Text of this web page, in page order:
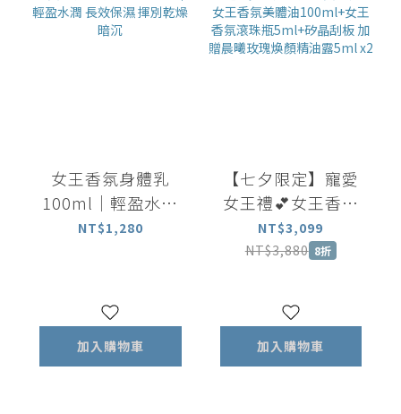
女王香氛身體乳
100ml｜輕盈水潤
長效保濕 揮別乾燥
NT$1,280
加入購物車
【七夕限定】寵愛
女王禮💕女王香氛
美體油100ml+女王
香氛滾珠瓶5ml+矽
瑰煥顏精油露5ml
x2
NT$3,099
NT$3,880 8折
加入購物車